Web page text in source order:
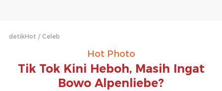
detikHot Celeb
Hot Photo
Tik Tok Kini Heboh, Masih Ingat
Bowo Alpenliebe?